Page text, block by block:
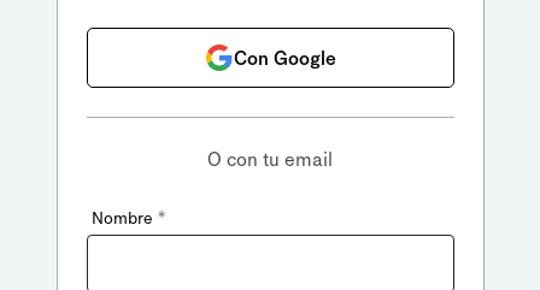
Con Google
O con tu email
Nombre *